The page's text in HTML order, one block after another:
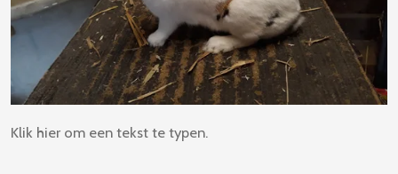
Klik hier om een tekst te typen.